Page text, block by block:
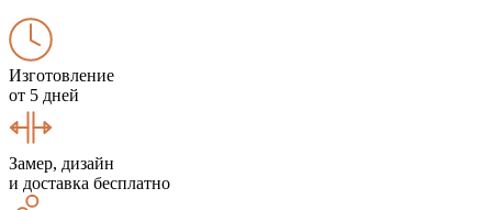
Изготовление
от 5 дней
Замер, дизайн
и доставка бесплатно